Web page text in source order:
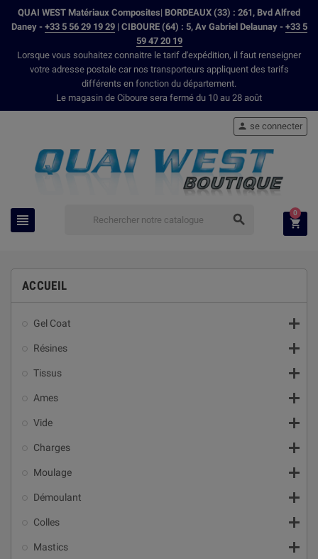
QUAI WEST Matériaux Composites| BORDEAUX (33) : 261, Bvd Alfred
Daney - +33 5 56 29 19 29| CIBOURE (64) : 5, Av Gabriel Delaunay - +33 5
59 47 20 19
Lorsque vous souhaitez connaitre le tarif d'expédition, il faut renseigner
votre adresse postale car nos transporteurs appliquent des tarifs
différents en fonction du département.
Le magasin de Ciboure sera fermé du 10 au 28 août
 
 se connecter

0
ACCUEIL
Gel Coat 
Résines 
Tissus 
Ames 
Vide 
Charges 
Moulage 
Démoulant 
Colles 
Mastics 